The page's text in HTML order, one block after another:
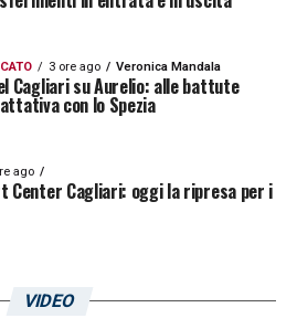
un mister forte.
delle fragilità,
ci siamo riusciti, ma
reazione allo
conteso da
tra campo e
3 ore ago Veronica Mandala
Cagliari su Aurelio: alle battute
con lo Spezia
ago
Center Cagliari: oggi la ripresa per i
VIDEO